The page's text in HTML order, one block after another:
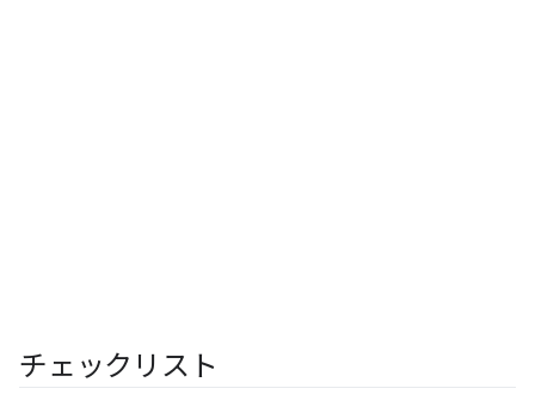
チェックリスト